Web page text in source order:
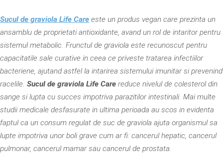
Sucul de graviola Life Care este un produs vegan care prezinta un
ansamblu de proprietati antioxidante, avand un rol de intaritor pentru
sistemul metabolic. Frunctul de graviola este recunoscut pentru
capacitatile sale curative in ceea ce priveste tratarea infectiilor
bacteriene, ajutand astfel la intarirea sistemului imunitar si prevenind
racelile. Sucul de graviola Life Care reduce nivelul de colesterol din
sange si lupta cu succes impotriva parazitilor intestinali. Mai multe
studii medicale desfasurate in ultima perioada au scos in evidenta
faptul ca un consum regulat de suc de graviola ajuta organismul sa
lupte impotriva unor boli grave cum ar fi: cancerul hepatic, cancerul
pulmonar, cancerul mamar sau cancerul de prostata.